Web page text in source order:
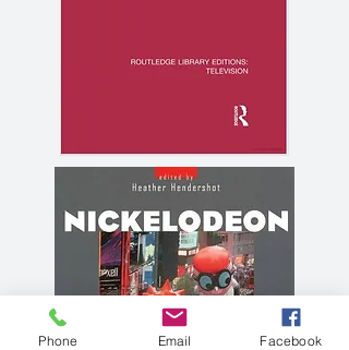
Phone Email Facebook